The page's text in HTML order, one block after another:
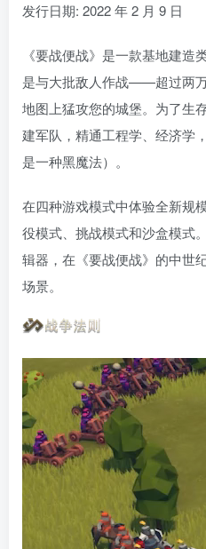
发行日期: 2022 年 2 月 9 日
《要战便战》是一款基地建造
是与大批敌人作战——超过两
地图上猛攻您的城堡。为了生
建军队，精通工程学、经济学
是一种黑魔法）。
在四种游戏模式中体验全新规
役模式、挑战模式和沙盒模式
辑器，在《要战便战》的中世
场景。